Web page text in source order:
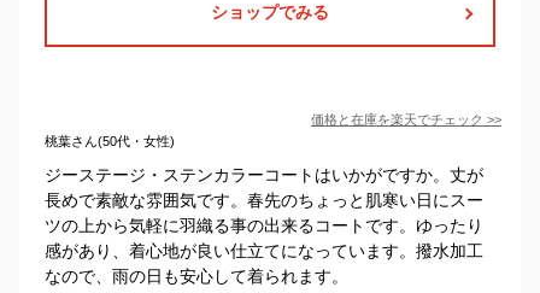
ショップでみる
価格と在庫を楽天でチェック >>
桃葉さん(50代・女性)
ジーステージ・ステンカラーコートはいかがですか。丈が
長めで素敵な雰囲気です。春先のちょっと肌寒い日にスー
ツの上から気軽に羽織る事の出来るコートです。ゆったり
感があり、着心地が良い仕立てになっています。撥水加工
なので、雨の日も安心して着られます。